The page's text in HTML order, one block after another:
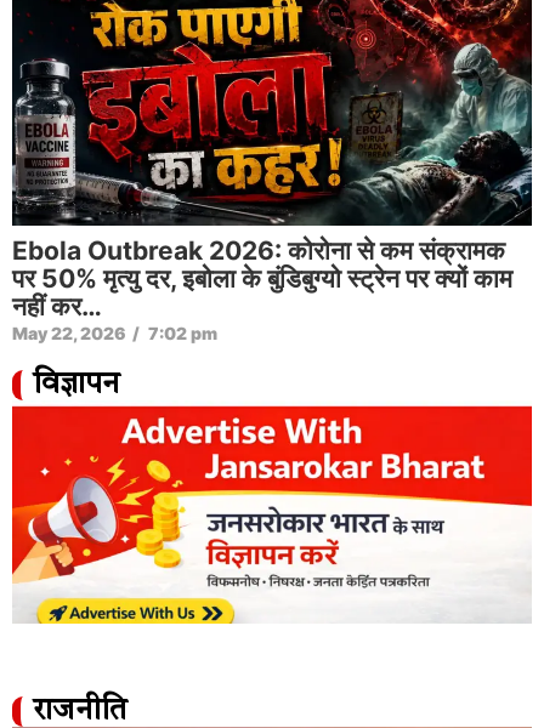
कनखजूरा गलती से कान में चला जाए तो कैसे जानें, ऐसे में
कौन सी सावधानियों का रखें ध्यान? जानें
May 22, 2026
विज्ञापन
राजनीति